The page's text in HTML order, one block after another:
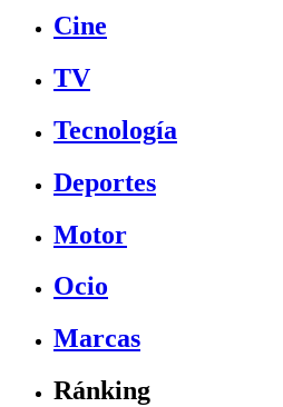
Cine
TV
Tecnología
Deportes
Motor
Ocio
Marcas
Ránking